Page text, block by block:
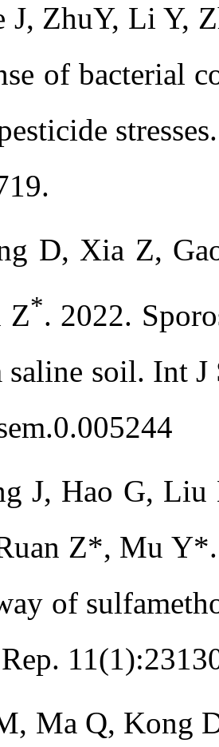
J, ZhuY, Li Y,
of bacterial
D, Xia Z,
Z*. 2022.
saline soil. Int
J, Hao G,
Z*, Mu Y*.
of
Ma Q, Kong